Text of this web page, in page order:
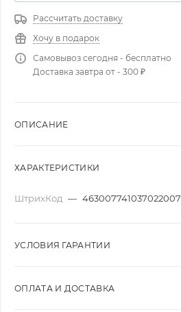
Рассчитать доставку
Хочу в подарок
Самовывоз сегодня - бесплатно
Доставка завтра от - 300 ₽
ОПИСАНИЕ
ХАРАКТЕРИСТИКИ
ШтрихКод — 463007741037022007
УСЛОВИЯ ГАРАНТИИ
ОПЛАТА И ДОСТАВКА